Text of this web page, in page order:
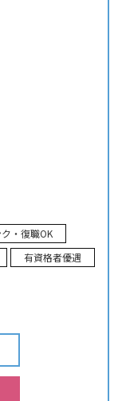
・復職OK
有資格者優遇